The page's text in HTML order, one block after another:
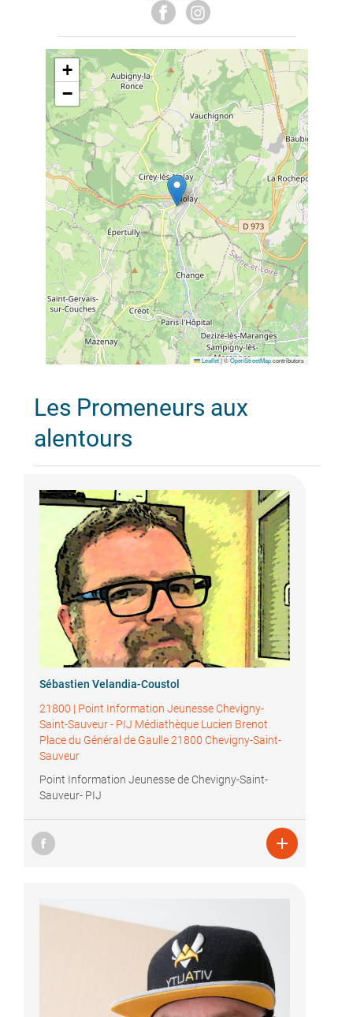
+
−
Leaflet |©OpenStreetMapcontributors
Les Promeneurs aux
alentours
Sébastien Velandia-Coustol
21800 | Point Information Jeunesse Chevigny-
Saint-Sauveur - PIJ Médiathèque Lucien Brenot
Place du Général de Gaulle 21800 Chevigny-Saint-
Sauveur
Point Information Jeunesse de Chevigny-Saint-
Sauveur- PIJ
